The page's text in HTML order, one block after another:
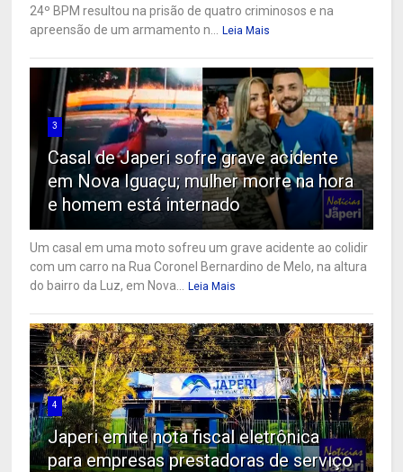
24º BPM resultou na prisão de quatro criminosos e na
apreensão de um armamento n...
Leia Mais
3
Casal de Japeri sofre grave acidente
em Nova Iguaçu; mulher morre na hora
e homem está internado
Um casal em uma moto sofreu um grave acidente ao colidir
com um carro na Rua Coronel Bernardino de Melo, na altura
do bairro da Luz, em Nova...
Leia Mais
4
Japeri emite nota fiscal eletrônica
para empresas prestadoras de serviço